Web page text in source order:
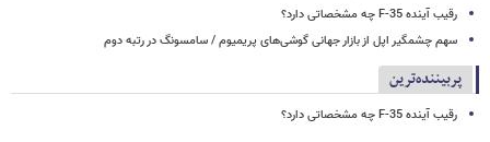
رقیب آینده F-35 چه مشخصاتی دارد؟
سهم چشمگیر اپل از بازار جهانی گوشی‌های پریمیوم / سامسونگ در رتبه دوم
پربیننده‌ترین
رقیب آینده F-35 چه مشخصاتی دارد؟